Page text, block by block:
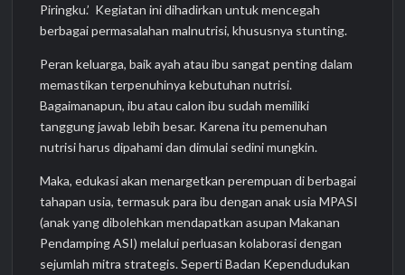
Piringku.’ Kegiatan ini dihadirkan untuk mencegah
berbagai permasalahan malnutrisi, khususnya stunting.
Peran keluarga, baik ayah atau ibu sangat penting dalam
memastikan terpenuhinya kebutuhan nutrisi.
Bagaimanapun, ibu atau calon ibu sudah memiliki
tanggung jawab lebih besar. Karena itu pemenuhan
nutrisi harus dipahami dan dimulai sedini mungkin.
Maka, edukasi akan menargetkan perempuan di berbagai
tahapan usia, termasuk para ibu dengan anak usia MPASI
(anak yang dibolehkan mendapatkan asupan Makanan
Pendamping ASI) melalui perluasan kolaborasi dengan
sejumlah mitra strategis. Seperti Badan Kependudukan